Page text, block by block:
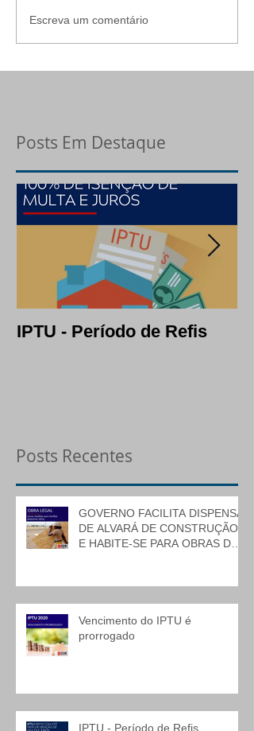
Posts Recentes
Posts Em Destaque
Escreva um comentário
IPTU - Período de Refis
GOVERNO FACILITA DISPENSA
DE ALVARÁ DE CONSTRUÇÃO
E HABITE-SE PARA OBRAS DE
Vencimento do IPTU é
prorrogado
IPTU - Período de Refis